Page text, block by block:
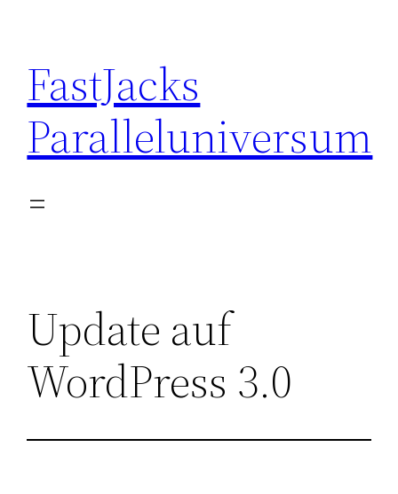
content
FastJacks
Paralleluniversum
Update auf
WordPress 3.0